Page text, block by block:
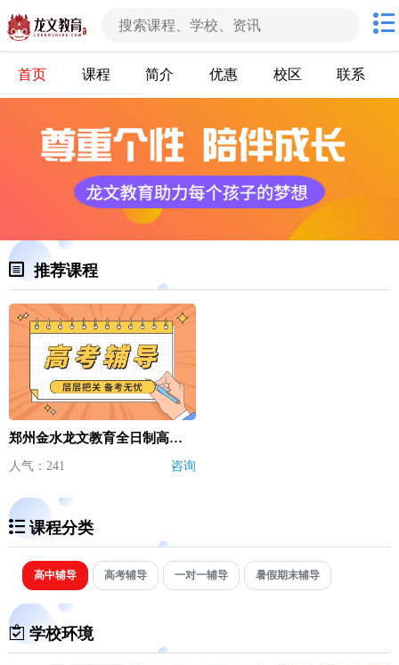
首页 课程 简介 优惠 校区 联系
推荐课程
郑州金水龙文教育全日制高中辅导班哪家好
人气：241 咨询
课程分类
高中辅导 高考辅导 一对一辅导 暑假期末辅导
学校环境